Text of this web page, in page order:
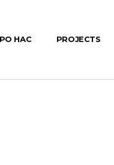
НАС PROJECTS